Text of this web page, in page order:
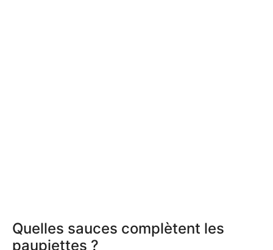
Quelles sauces complètent les
paupiettes ?